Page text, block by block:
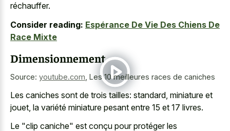
réchauffer.
Consider reading: Espérance De Vie Des Chiens De
Race Mixte
Dimensionnement
Source: youtube.com Les 10 meilleures races de caniches
Les caniches sont de trois tailles: standard, miniature et
jouet, la variété miniature pesant entre 15 et 17 livres.
Le "clip caniche" est conçu pour protéger les